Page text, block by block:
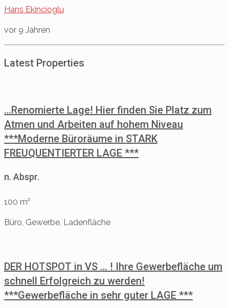
Hans Ekincioglu
vor 9 Jahren
Latest Properties
…Renomierte Lage! Hier finden Sie Platz zum
Atmen und Arbeiten auf hohem Niveau
***Moderne Büroräume in STARK
FREUQUENTIERTER LAGE ***
n. Abspr.
100 m²
Büro, Gewerbe, Ladenfläche
DER HOTSPOT in VS … ! Ihre Gewerbefläche um
schnell Erfolgreich zu werden!
***Gewerbefläche in sehr guter LAGE ***